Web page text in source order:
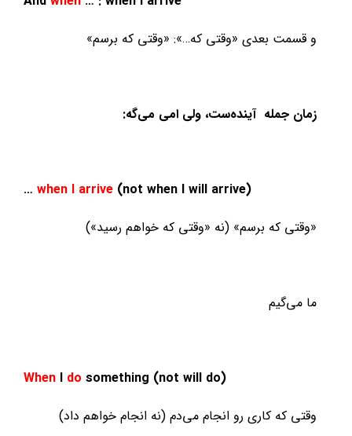
و قسمت بعدی «وقتی که…»: «وقتی که برسم»
زمان جمله آینده‌ست، ولی امی می‌گه:
… when I arrive (not when I will arrive)
«وقتی که برسم» (نه «وقتی که خواهم رسید»)
ما می‌گیم
When I do something (not will do)
وقتی که کاری رو انجام می‌دم (نه انجام خواهم داد)